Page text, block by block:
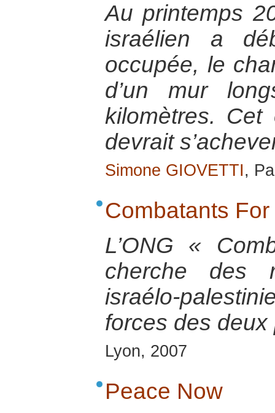
Au printemps
israélien a
occupée, le
d’un mur
kilomètres. Cet
devrait
Simone GIOVETTI,
Combatants
L’ONG «
cherche des
israélo-
forces des deux
Lyon, 2007
Peace Now